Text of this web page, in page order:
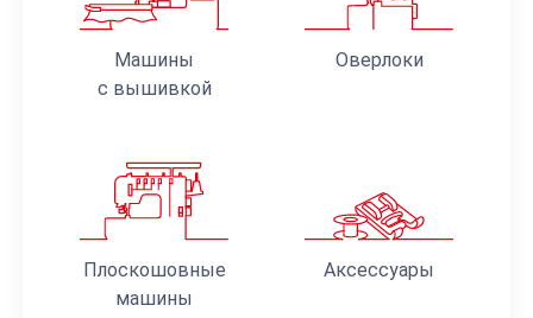
Машины
с вышивкой
Оверлоки
Плоскошовные
машины
Аксессуары